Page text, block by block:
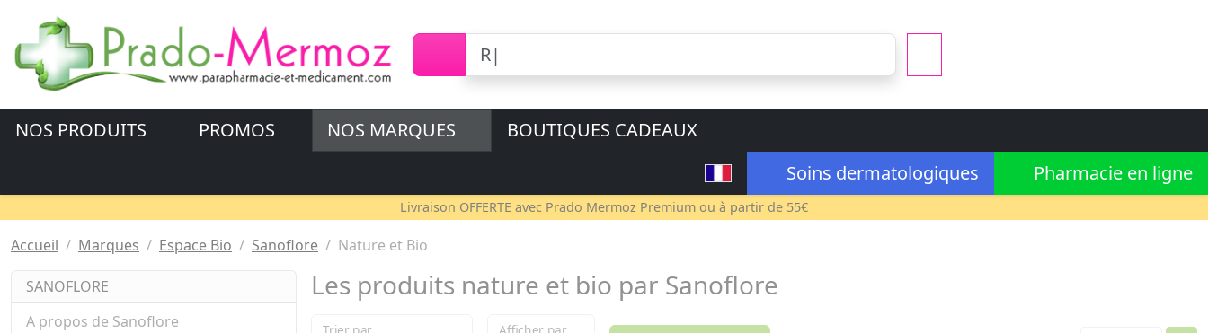
NOS PRODUITS PROMOS NOS MARQUES
BOUTIQUES CADEAUX
Soins dermatologiques
Pharmacie en ligne
Livraison OFFERTE avec Prado Mermoz Premium ou à partir de 55€
Accueil Marques Espace Bio Sanoflore Nature et Bio
SANOFLORE
A propos de Sanoflore
Les produits nature et bio par Sanoflore